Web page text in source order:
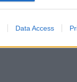
Data Access